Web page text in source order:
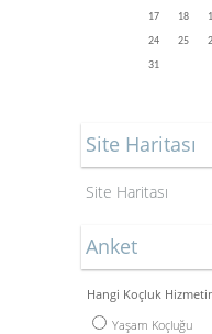
17
18
24
25
31
Site Haritası
Site Haritası
Anket
Hangi Koçluk
Yaşam Koçluğu